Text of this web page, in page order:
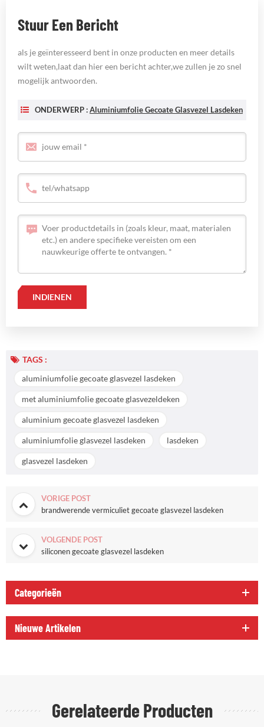
Stuur Een Bericht
als je geïnteresseerd bent in onze producten en meer details
wilt weten,laat dan hier een bericht achter,we zullen je zo snel
mogelijk antwoorden.
ONDERWERP :Aluminiumfolie Gecoate Glasvezel Lasdeken
TAGS :
aluminiumfolie gecoate glasvezel lasdeken
met aluminiumfolie gecoate glasvezeldeken
aluminium gecoate glasvezel lasdeken
aluminiumfolie glasvezel lasdeken lasdeken
glasvezel lasdeken
VORIGE POST
brandwerende vermiculiet gecoate glasvezel lasdeken
VOLGENDE POST
siliconen gecoate glasvezel lasdeken
Categorieën
Nieuwe Artikelen
Gerelateerde Producten